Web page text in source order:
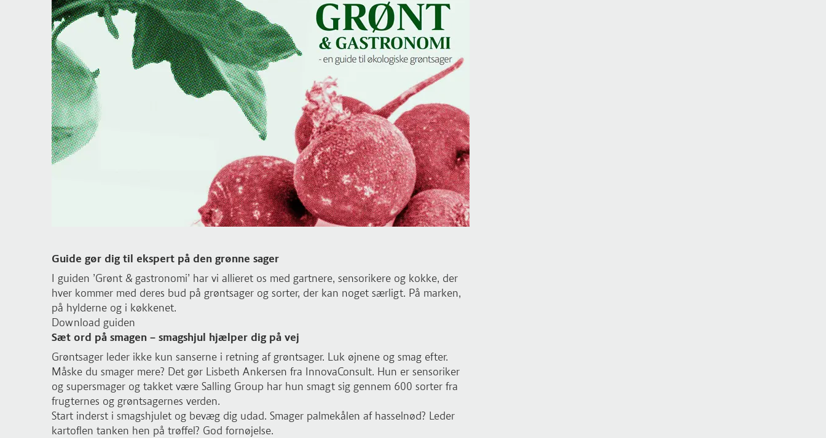
Guide gør dig til ekspert på den grønne sager
I guiden ’Grønt & gastronomi’ har vi allieret os med gartnere, sensorikere og kokke, der
hver kommer med deres bud på grøntsager og sorter, der kan noget særligt. På marken,
på hylderne og i køkkenet.
Download guiden
Sæt ord på smagen – smagshjul hjælper dig på vej
Grøntsager leder ikke kun sanserne i retning af grøntsager. Luk øjnene og smag efter.
Måske du smager mere? Det gør Lisbeth Ankersen fra InnovaConsult. Hun er sensoriker
og supersmager og takket være Salling Group har hun smagt sig gennem 600 sorter fra
frugternes og grøntsagernes verden.
Start inderst i smagshjulet og bevæg dig udad. Smager palmekålen af hasselnød? Leder
kartoflen tanken hen på trøffel? God fornøjelse.